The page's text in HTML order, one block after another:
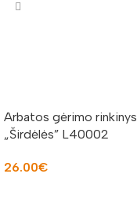
Arbatos gėrimo rinkinys
„Širdėlės” L40002
26.00€